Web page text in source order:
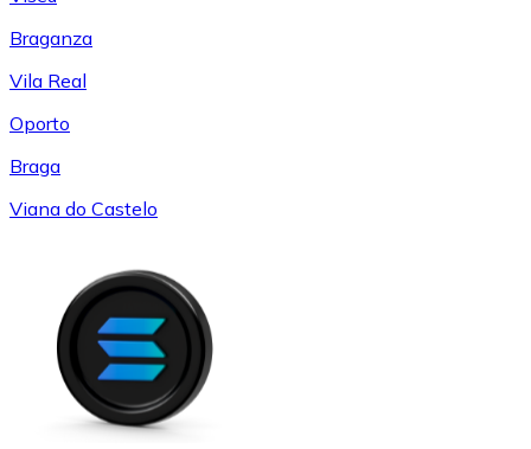
Braganza
Vila Real
Oporto
Braga
Viana do Castelo